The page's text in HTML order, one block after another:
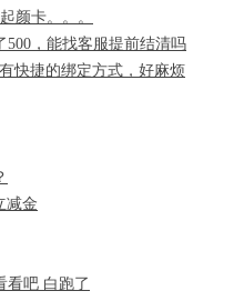
颜卡。。。
，能找客服提前结清吗
快捷的绑定方式，好麻烦
减金
看吧 白跑了